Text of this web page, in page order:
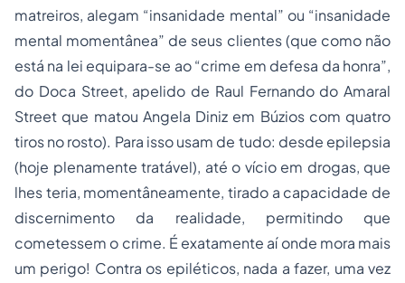
matreiros, alegam “insanidade mental” ou “insanidade
mental momentânea” de seus clientes (que como não
está na lei equipara-se ao “crime em defesa da honra”,
do Doca Street, apelido de Raul Fernando do Amaral
Street que matou Angela Diniz em Búzios com quatro
tiros no rosto). Para isso usam de tudo: desde epilepsia
(hoje plenamente tratável), até o vício em drogas, que
lhes teria, momentâneamente, tirado a capacidade de
discernimento da realidade, permitindo que
cometessem o crime. É exatamente aí onde mora mais
um perigo! Contra os epiléticos, nada a fazer, uma vez